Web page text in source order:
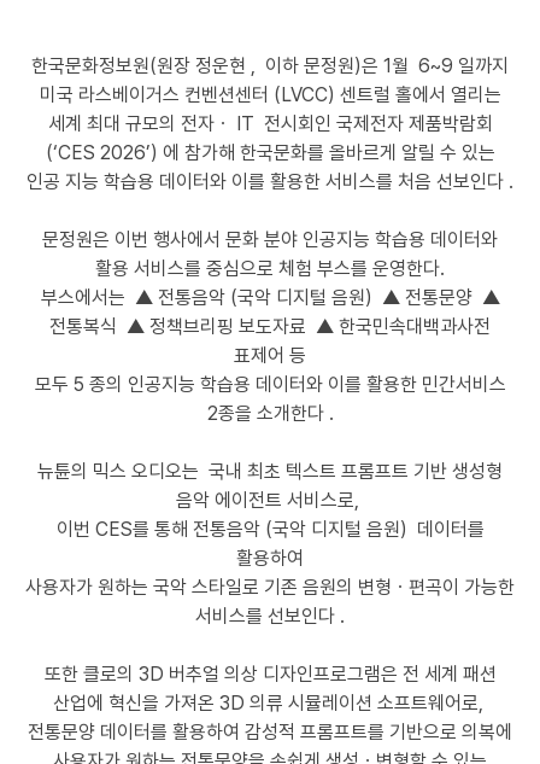
한국문화정보원(원장 정운현 , 이하 문정원)은 1월 6~9 일까지
미국 라스베이거스 컨벤션센터 (LVCC) 센트럴 홀에서 열리는
세계 최대 규모의 전자ㆍ IT 전시회인 국제전자 제품박람회
(‘CES 2026’) 에 참가해 한국문화를 올바르게 알릴 수 있는
인공 지능 학습용 데이터와 이를 활용한 서비스를 처음 선보인다 .
문정원은 이번 행사에서 문화 분야 인공지능 학습용 데이터와
활용 서비스를 중심으로 체험 부스를 운영한다.
부스에서는 ▲ 전통음악 (국악 디지털 음원) ▲ 전통문양 ▲
전통복식 ▲ 정책브리핑 보도자료 ▲ 한국민속대백과사전
표제어 등
모두 5 종의 인공지능 학습용 데이터와 이를 활용한 민간서비스
2종을 소개한다 .
뉴튠의 믹스 오디오는 국내 최초 텍스트 프롬프트 기반 생성형
음악 에이전트 서비스로,
이번 CES를 통해 전통음악 (국악 디지털 음원) 데이터를
활용하여
사용자가 원하는 국악 스타일로 기존 음원의 변형ㆍ편곡이 가능한
서비스를 선보인다 .
또한 클로의 3D 버추얼 의상 디자인프로그램은 전 세계 패션
산업에 혁신을 가져온 3D 의류 시뮬레이션 소프트웨어로,
전통문양 데이터를 활용하여 감성적 프롬프트를 기반으로 의복에